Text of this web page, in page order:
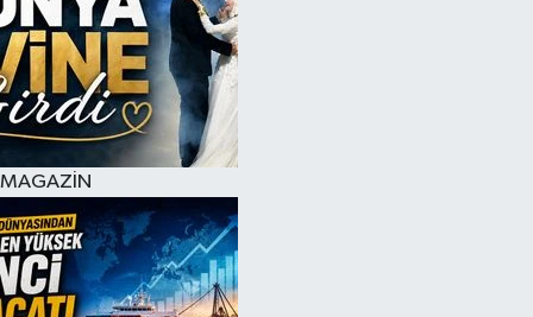
MAGAZİN